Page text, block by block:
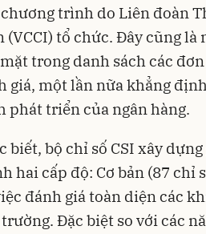
trình do Liên đoàn
(VCCI) tổ chức. Đây cũng
trong danh sách các
giá, một lần nữa khẳng
phát triển của ngân hàng.
biết, bộ chỉ số CSI xây
hai cấp độ: Cơ bản (87 chỉ
đánh giá toàn diện các
Đặc biệt so với các